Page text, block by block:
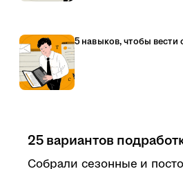
5 навыков, чтобы вести
25 вариантов
Собрали сезонные и